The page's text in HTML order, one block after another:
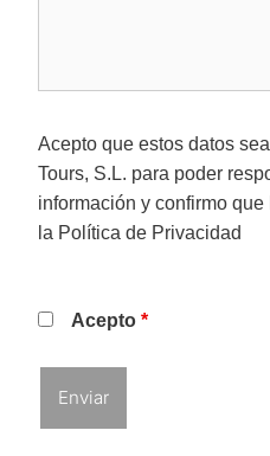
Acepto que estos datos
Tours, S.L. para poder
información y confirmo
la Política de Privacidad
Acepto *